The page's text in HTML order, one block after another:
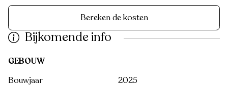
Bereken de kosten
Bijkomende info
GEBOUW
Bouwjaar
2025